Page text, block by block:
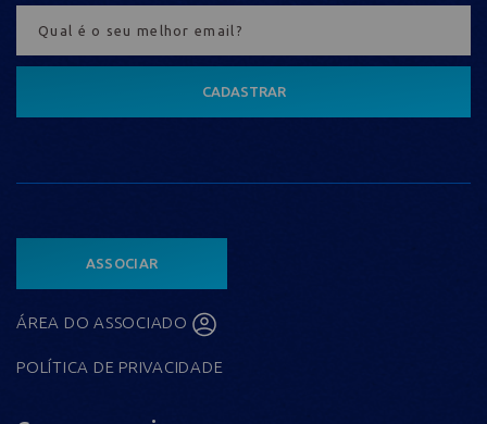
CADASTRAR
ASSOCIAR
ÁREA DO ASSOCIADO
POLÍTICA DE PRIVACIDADE